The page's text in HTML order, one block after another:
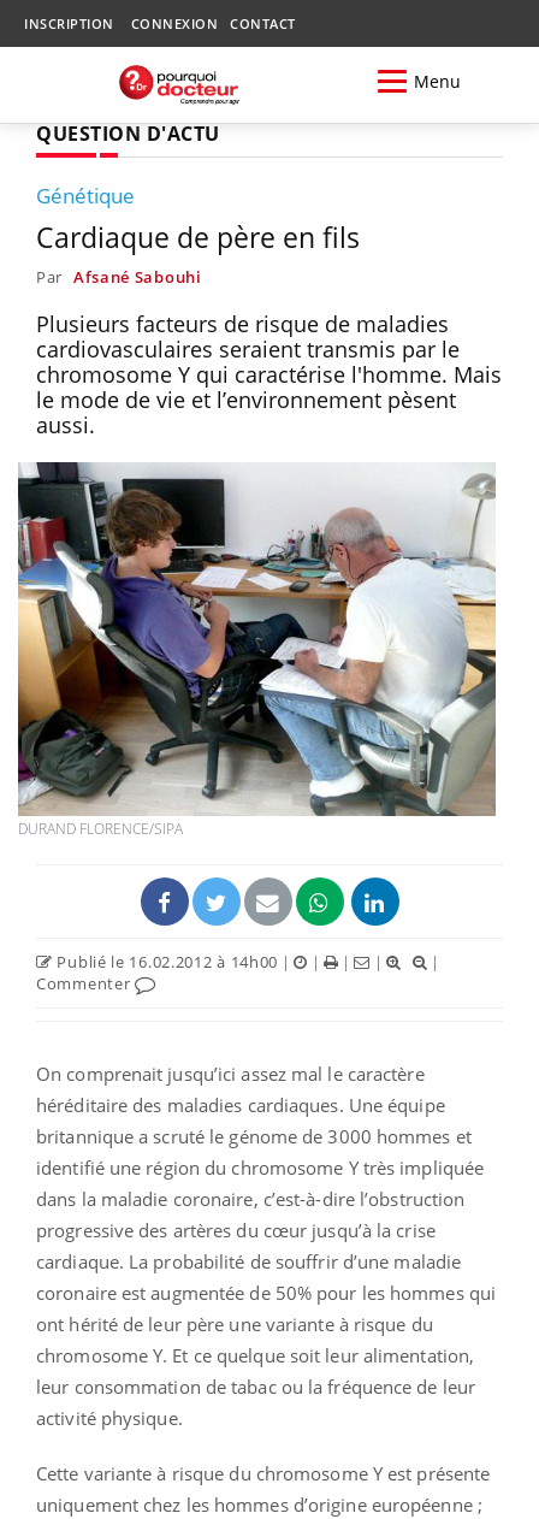
INSCRIPTION CONNEXION CONTACT
Menu
QUESTION D'ACTU
Génétique
Cardiaque de père en fils
Par Afsané Sabouhi
Plusieurs facteurs de risque de maladies
cardiovasculaires seraient transmis par le
chromosome Y qui caractérise l'homme. Mais
le mode de vie et l’environnement pèsent
aussi.
DURAND FLORENCE/SIPA
Publié le 16.02.2012 à 14h00 | | | |
|
Commenter
On comprenait jusqu’ici assez mal le caractère
héréditaire des maladies cardiaques. Une équipe
britannique a scruté le génome de 3000 hommes et
identifié une région du chromosome Y très impliquée
dans la maladie coronaire, c’est-à-dire l’obstruction
progressive des artères du cœur jusqu’à la crise
cardiaque. La probabilité de souffrir d’une maladie
coronaire est augmentée de 50% pour les hommes qui
ont hérité de leur père une variante à risque du
chromosome Y. Et ce quelque soit leur alimentation,
leur consommation de tabac ou la fréquence de leur
activité physique.
Cette variante à risque du chromosome Y est présente
uniquement chez les hommes d’origine européenne ;